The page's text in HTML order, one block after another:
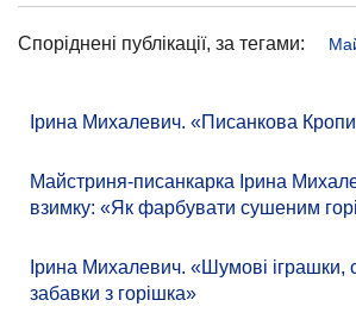
Споріднені публікації, за тегами:
Ірина Михалевич. «Писанкова
Майстриня-писанкарка Ірина
взимку: «Як фарбувати сушеним
Ірина Михалевич. «Шумові іграшки,
забавки з горішка»